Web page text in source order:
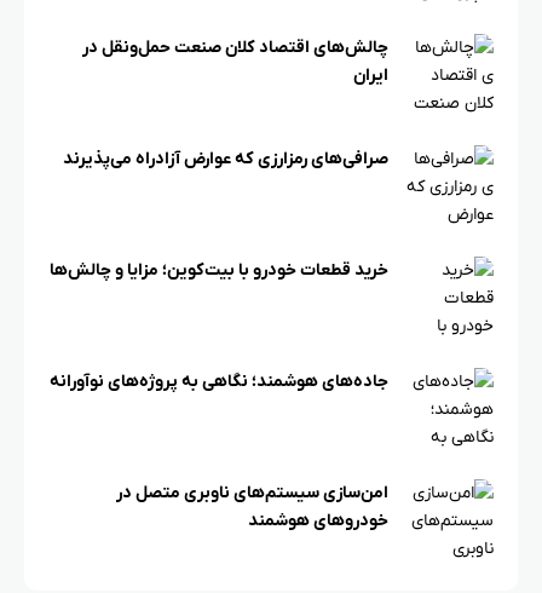
چالش‌های اقتصاد کلان صنعت حمل‌ونقل در
ایران
صرافی‌های رمزارزی که عوارض آزادراه می‌پذیرند
خرید قطعات خودرو با بیت‌کوین؛ مزایا و چالش‌ها
جاده‌های هوشمند؛ نگاهی به پروژه‌های نوآورانه
امن‌سازی سیستم‌های ناوبری متصل در
خودروهای هوشمند